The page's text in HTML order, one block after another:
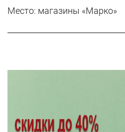
Место: магазины «Марко»